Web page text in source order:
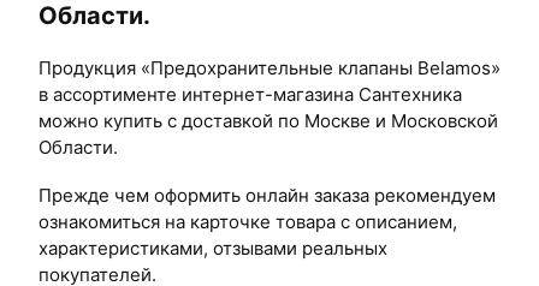
Области.
Продукция «Предохранительные клапаны Belamos»
в ассортименте интернет-магазина Сантехника
можно купить с доставкой по Москве и Московской
Области.
Прежде чем оформить онлайн заказа рекомендуем
ознакомиться на карточке товара с описанием,
характеристиками, отзывами реальных
покупателей.